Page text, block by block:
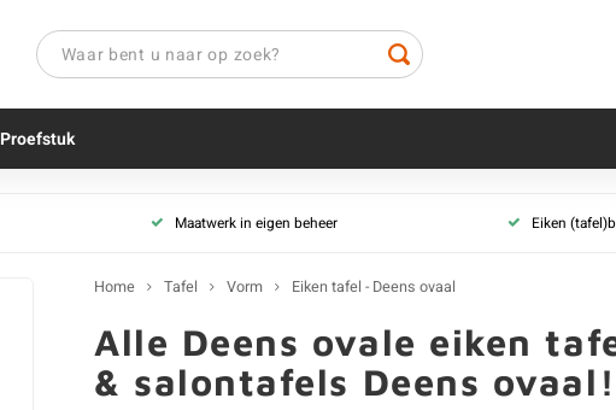
Eiken tafel - rond
Eiken tafel - Deens ovaal
Eiken tafel - boomstam(rand)
Eiken salontafel
Eiken zitbankje
Eiken horecatafel
Proefstuk
Maatwerk in eigen beheer Eiken
Home Tafel Vorm Eiken tafel - Deens ovaal
Alle Deens ovale eiken
& salontafels Deens ovaal!